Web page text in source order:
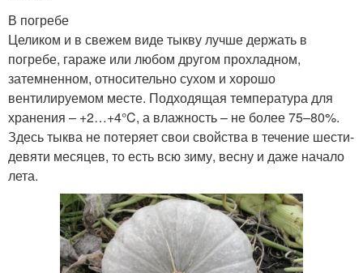
В погребе
Целиком и в свежем виде тыкву лучше держать в
погребе, гараже или любом другом прохладном,
затемненном, относительно сухом и хорошо
вентилируемом месте. Подходящая температура для
хранения – +2…+4°C, а влажность – не более 75–80%.
Здесь тыква не потеряет свои свойства в течение шести-
девяти месяцев, то есть всю зиму, весну и даже начало
лета.